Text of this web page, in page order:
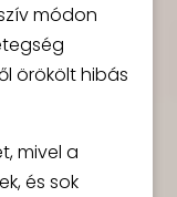
módon
örökölt hibás
mivel a
és sok